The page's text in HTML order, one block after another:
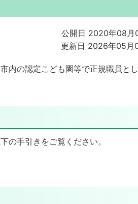
公開日 2020年08月
更新日 2026年05月
内の認定こども園等で正規職員と
の手引きをご覧ください。